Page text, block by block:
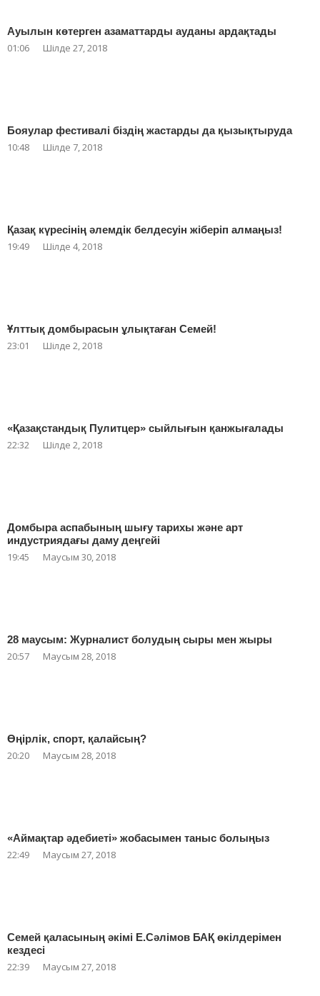
Ауылын көтерген азаматтарды ауданы ардақтады
01:06 Шілде 27, 2018
Бояулар фестивалі біздің жастарды да қызықтыруда
10:48 Шілде 7, 2018
Қазақ күресінің әлемдік белдесуін жіберіп алмаңыз!
19:49 Шілде 4, 2018
Ұлттық домбырасын ұлықтаған Семей!
23:01 Шілде 2, 2018
«Қазақстандық Пулитцер» сыйлығын қанжығалады
22:32 Шілде 2, 2018
Домбыра аспабының шығу тарихы және арт
индустриядағы даму деңгейі
19:45 Маусым 30, 2018
28 маусым: Журналист болудың сыры мен жыры
20:57 Маусым 28, 2018
Өңірлік, спорт, қалайсың?
20:20 Маусым 28, 2018
«Аймақтар әдебиеті» жобасымен таныс болыңыз
22:49 Маусым 27, 2018
Семей қаласының әкімі Е.Сәлімов БАҚ өкілдерімен
кездесі
22:39 Маусым 27, 2018